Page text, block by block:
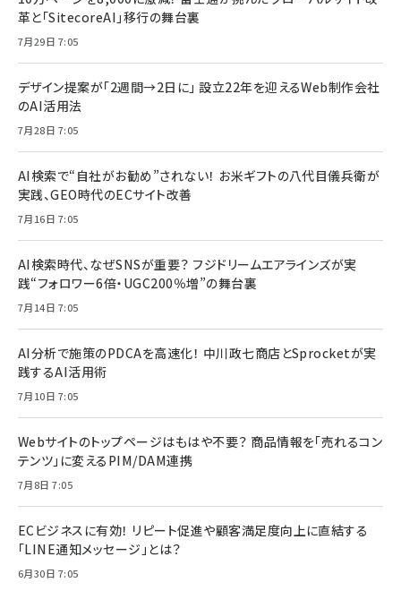
革と「SitecoreAI」移行の舞台裏
7月29日 7:05
デザイン提案が「2週間→2日に」 設立22年を迎えるWeb制作会社
のAI活用法
7月28日 7:05
AI検索で“自社がお勧め”されない！ お米ギフトの八代目儀兵衛が
実践、GEO時代のECサイト改善
7月16日 7:05
AI検索時代、なぜSNSが重要？ フジドリームエアラインズが実
践“フォロワー6倍・UGC200％増”の舞台裏
7月14日 7:05
AI分析で施策のPDCAを高速化！ 中川政七商店とSprocketが実
践するAI活用術
7月10日 7:05
Webサイトのトップページはもはや不要？ 商品情報を「売れるコン
テンツ」に変えるPIM/DAM連携
7月8日 7:05
ECビジネスに有効！ リピート促進や顧客満足度向上に直結する
「LINE通知メッセージ」とは？
6月30日 7:05